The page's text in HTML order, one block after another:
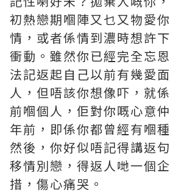
初熱戀期嗰陣又乜又物愛
情，或者係情到濃時想許
衝動。雖然你已經完全忘
法記返起自己以前有幾愛
人，但唔該你想像吓，就
前嗰個人，佢對你嘅心意
年前，即係你都曾經有嗰
然後，你好似唔記得講返
移情別戀，得返人哋一個
措，傷心痛哭。